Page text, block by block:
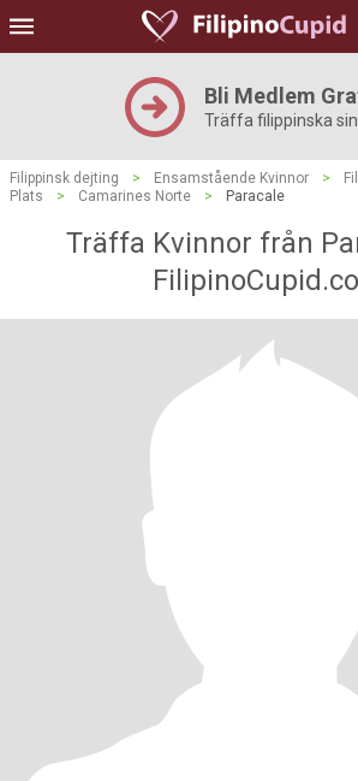
Bli Medlem
Träffa filippinska
Filippinsk dejting > Ensamstående Kvinnor >
Plats
> Camarines Norte > Paracale
Träffa Kvinnor från